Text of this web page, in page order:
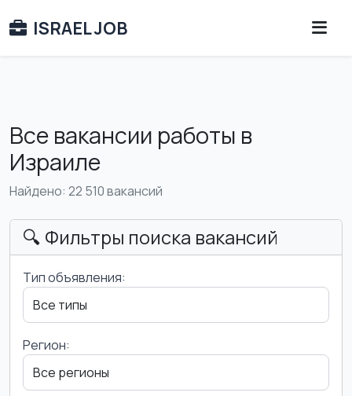
ISRAEL JOB
Все вакансии работы в
Израиле
Найдено: 22 510 вакансий
🔍 Фильтры поиска вакансий
Тип объявления:
Регион: